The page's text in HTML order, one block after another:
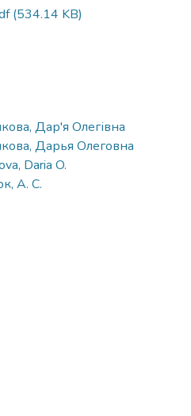
(534.14 KB)
Дар'я Олегівна
Дарья Олеговна
Daria O.
А. С.